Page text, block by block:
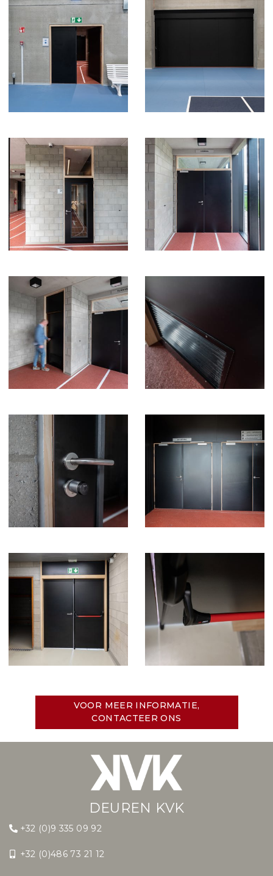
VOOR MEER INFORMATIE,
CONTACTEER ONS
DEUREN KVK
+32 (0)9 335 09 92
+32 (0)486 73 21 12